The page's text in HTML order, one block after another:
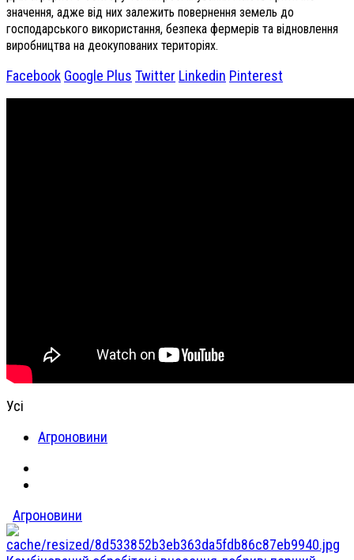
значення, адже від них залежить повернення земель до
господарського використання, безпека фермерів та відновлення
виробництва на деокупованих територіях.
Facebook Google Plus Twitter Linkedin Pinterest
Усі
Агроновини
Агроновини